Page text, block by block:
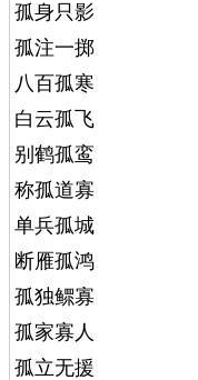
孤身只影
孤注一掷
八百孤寒
白云孤飞
别鹤孤鸾
称孤道寡
单兵孤城
断雁孤鸿
孤独鳏寡
孤家寡人
孤立无援